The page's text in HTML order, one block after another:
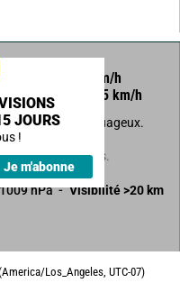
km/h
Rafales à
5 km/h
temps peu nuageux.
précipitations.
hPa Visibilité >20 km
JOURS
!
Je m'abonne
Los_Angeles, UTC-07)